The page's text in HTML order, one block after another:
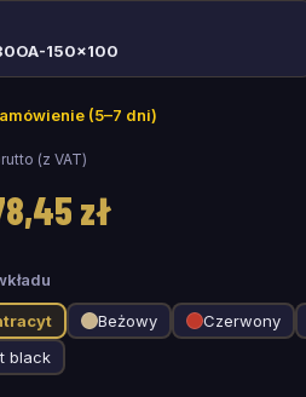
150x100
(5–7 dni)
(z VAT)
zł
Beżowy Czerwony
black